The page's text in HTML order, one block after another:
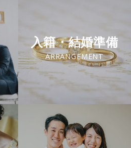
入籍・結婚準備
ARRANGEMENT